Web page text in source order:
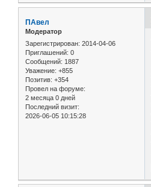
ПАвел
Модератор
Зарегистрирован: 2014-04-06
Приглашений: 0
Сообщений: 1887
Уважение: +855
Позитив: +354
Провел на форуме:
2 месяца 0 дней
Последний визит:
2026-06-05 10:15:28